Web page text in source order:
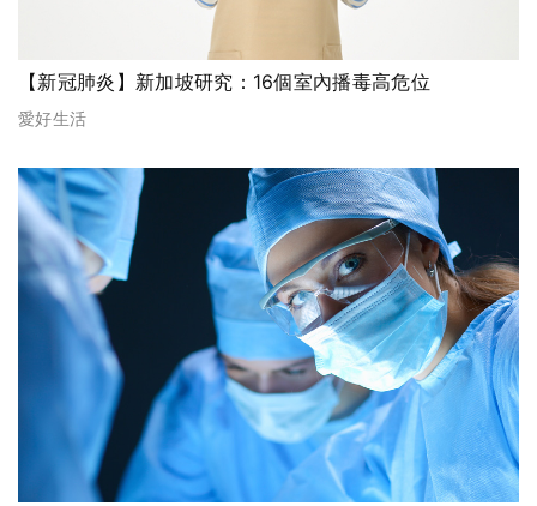
【新冠肺炎】新加坡研究：16個室內播毒高危位
愛好生活